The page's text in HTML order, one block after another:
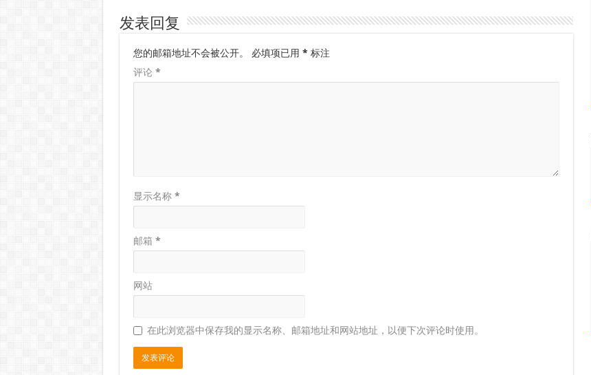
发表回复
您的邮箱地址不会被公开。 必填项已用 * 标注
评论 *
显示名称 *
邮箱 *
网站
在此浏览器中保存我的显示名称、邮箱地址和网站地址，以便下次评论时使用。